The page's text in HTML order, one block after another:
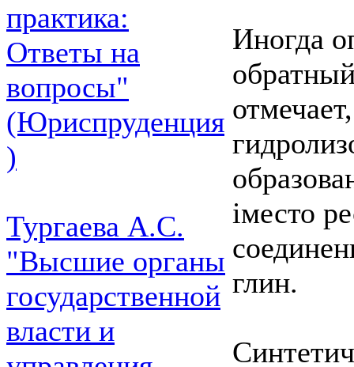
практика:
Ответы на
вопросы"
(Юриспруденция
)
Тургаева А.С.
"Высшие органы
государственной
власти и
Иногда
іместо
глин.